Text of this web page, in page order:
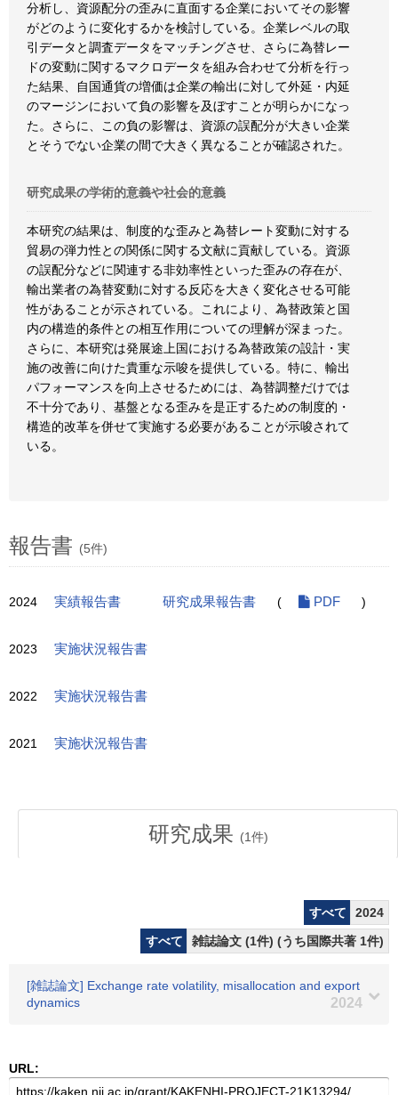
分析し、資源配分の歪みに直面する企業においてその影響
がどのように変化するかを検討している。企業レベルの取
引データと調査データをマッチングさせ、さらに為替レー
ドの変動に関するマクロデータを組み合わせて分析を行っ
た結果、自国通貨の増価は企業の輸出に対して外延・内延
のマージンにおいて負の影響を及ぼすことが明らかになっ
た。さらに、この負の影響は、資源の誤配分が大きい企業
とそうでない企業の間で大きく異なることが確認された。
研究成果の学術的意義や社会的意義
本研究の結果は、制度的な歪みと為替レート変動に対する
貿易の弾力性との関係に関する文献に貢献している。資源
の誤配分などに関連する非効率性といった歪みの存在が、
輸出業者の為替変動に対する反応を大きく変化させる可能
性があることが示されている。これにより、為替政策と国
内の構造的条件との相互作用についての理解が深まった。
さらに、本研究は発展途上国における為替政策の設計・実
施の改善に向けた貴重な示唆を提供している。特に、輸出
パフォーマンスを向上させるためには、為替調整だけでは
不十分であり、基盤となる歪みを是正するための制度的・
構造的改革を併せて実施する必要があることが示唆されて
いる。
報告書 (5件)
2024 実績報告書 研究成果報告書 ( PDF )
2023 実施状況報告書
2022 実施状況報告書
2021 実施状況報告書
研究成果 (1件)
すべて
2024
すべて
雑誌論文 (1件) (うち国際共著 1件)
[雑誌論文] Exchange rate volatility, misallocation and export
dynamics
2024
URL: